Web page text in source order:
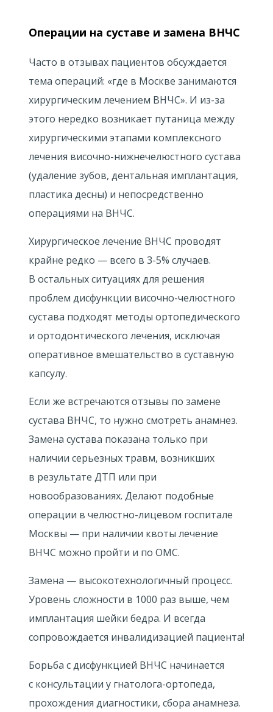
положения челюстей после проведения
реконструктивное протезирование,
реставрация с восстановлением морфологии
возможный вариант для создания правильного
бугорковых контактов.
после лечения ВНЧС.
брекет-системы для ортодонтической коррекции,
челюсти.
ортопедическая доорганизация, реконструктивное
всех единиц верхней и нижней челюсти
Полное восстановление анатомической
окклюзионных контактов.
Операции на суставе и замена ВНЧС
Часто в отзывах пациентов обсуждается
тема операций: «где в Москве занимаются
хирургическим лечением ВНЧС». И из-за
этого нередко возникает путаница между
хирургическими этапами комплексного
лечения височно-нижнечелюстного сустава
(удаление зубов, дентальная имплантация,
пластика десны) и непосредственно
операциями на ВНЧС.
Хирургическое лечение ВНЧС проводят
крайне редко — всего в 3-5% случаев.
В остальных ситуациях для решения
проблем дисфункции височно-челюстного
сустава подходят методы ортопедического
и ортодонтического лечения, исключая
оперативное вмешательство в суставную
капсулу.
Если же встречаются отзывы по замене
сустава ВНЧС, то нужно смотреть анамнез.
Замена сустава показана только при
наличии серьезных травм, возникших
в результате ДТП или при
новообразованиях. Делают подобные
операции в челюстно-лицевом госпитале
Москвы — при наличии квоты лечение
ВНЧС можно пройти и по ОМС.
Замена — высокотехнологичный процесс.
Уровень сложности в 1000 раз выше, чем
имплантация шейки бедра. И всегда
сопровождается инвалидизацией пациента!
Борьба с дисфункцией ВНЧС начинается
с консультации у гнатолога-ортопеда,
прохождения диагностики, сбора анамнеза.